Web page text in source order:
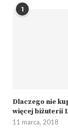
1
Dlaczego nie
więcej biżuterii
11 marca, 2018